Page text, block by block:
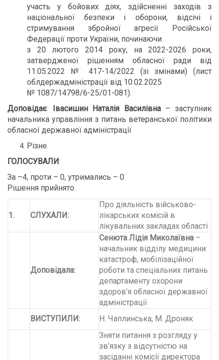
участь у бойових діях, здійсненні заходів з
національної безпеки і оборони, відсічі і
стримування збройної агресії Російської
Федерації проти України, починаючи
з 20 лютого 2014 року, на 2022-2026 роки,
затвердженої рішенням обласної ради від
11.05.2022 № 417-14/2022 (зі змінами) (лист
облдержадміністрації від 10.02.2025
№ 1087/14798/6-25/01-081).
Доповідає: Івасишин Наталія Василівна– заступник
начальника управління з питань ветеранської політики
обласної державної адміністрації
Різне.
ГОЛОСУВАЛИ:
За –4, проти – 0, утримались – 0
Рішення прийнято.
1. СЛУХАЛИ:
Про діяльність військово-
лікарських комісій в
лікувальних закладах області.
Доповідала:
Сенюта Лідія Миколаївна –
начальник відділу медицини
катастроф, мобілізаційної
роботи та спеціальних питань
департаменту охорони
здоров’я обласної державної
адміністрації
ВИСТУПИЛИ:
Н. Чаплинська, М. Дроняк
Зняти питання з розгляду у
зв’язку з відсутністю на
засіданні комісії директора